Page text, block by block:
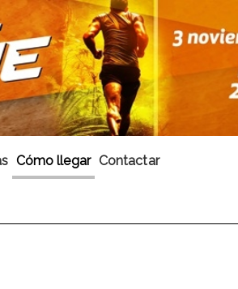
Cómo llegar Contactar